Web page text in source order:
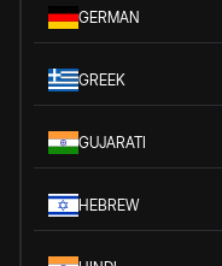
GERMAN
GREEK
GUJARATI
HEBREW